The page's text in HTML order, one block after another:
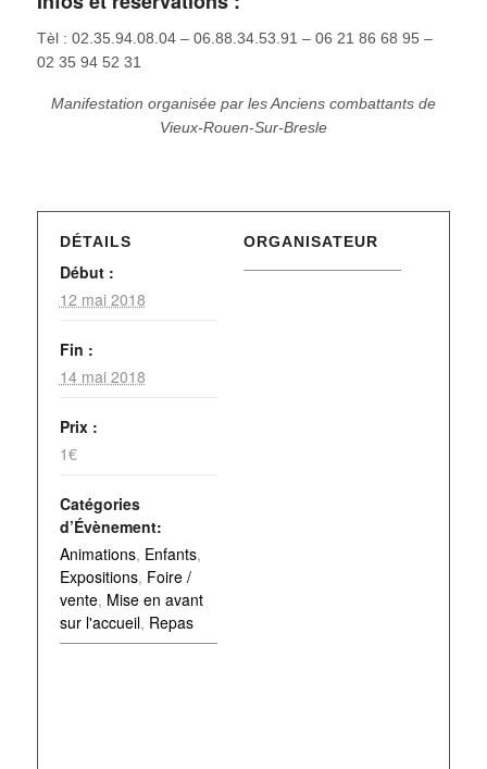
Tèl : 02.35.94.08.04 – 06.88.34.53.91 – 06 21 86 68 95 –
02 35 94 52 31
Manifestation organisée par les Anciens combattants de
Vieux-Rouen-Sur-Bresle
DÉTAILS
Début :
12 mai 2018
Fin :
14 mai 2018
Prix :
1€
Catégories
d’Évènement:
Animations, Enfants,
Expositions, Foire /
vente, Mise en avant
sur l'accueil, Repas
ORGANISATEUR